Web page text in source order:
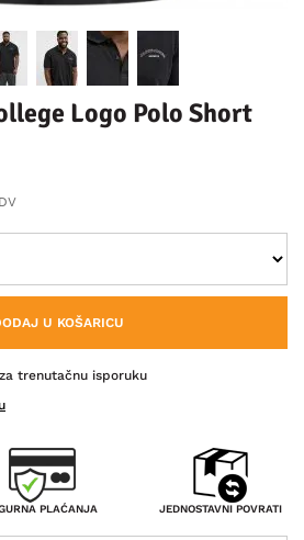
Logo Polo Short
U KOŠARICU
trenutačnu isporuku
PLAĆANJA JEDNOSTAVNI POVRATI